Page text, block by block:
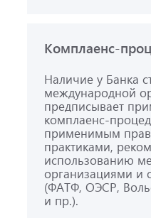
Комплаенс-
Наличие у Банка
международной
предписывает
комплаенс-
применимым
практиками,
использованию
организациями и
(ФАТФ, ОЭСР,
и пр.).